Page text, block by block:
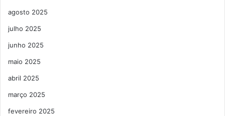
agosto 2025
julho 2025
junho 2025
maio 2025
abril 2025
março 2025
fevereiro 2025